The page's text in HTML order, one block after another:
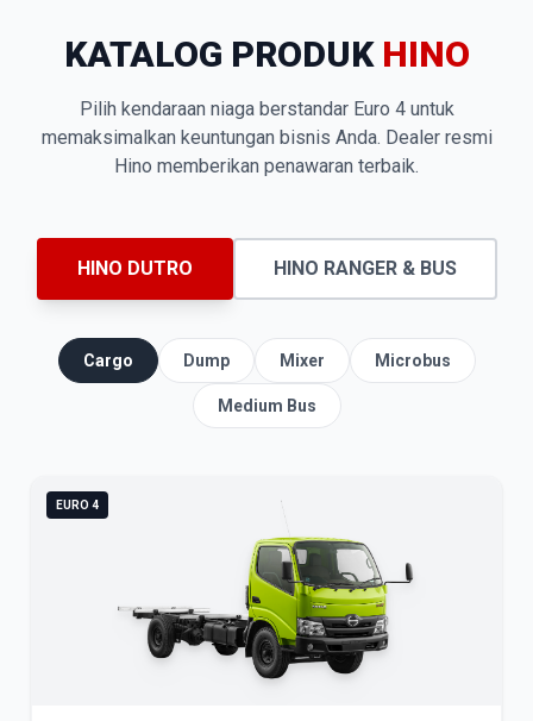
KATALOG PRODUK HINO
Pilih kendaraan niaga berstandar Euro 4 untuk
memaksimalkan keuntungan bisnis Anda. Dealer resmi
Hino memberikan penawaran terbaik.
HINO DUTRO HINO RANGER & BUS
Cargo Dump Mixer Microbus
Medium Bus
EURO 4